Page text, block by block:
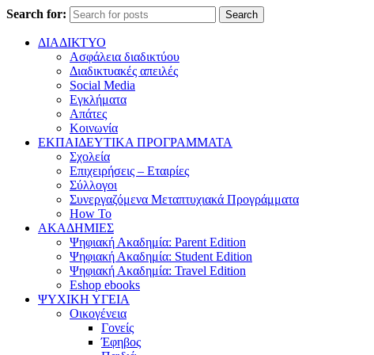
Search for: Search
ΔΙΑΔΙΚΤΥΟ
Ασφάλεια διαδικτύου
Διαδικτυακές απειλές
Social Media
Εγκλήματα
Απάτες
Κοινωνία
ΕΚΠΑΙΔΕΥΤΙΚΑ ΠΡΟΓΡΑΜΜΑΤΑ
Σχολεία
Επιχειρήσεις – Εταιρίες
Σύλλογοι
Συνεργαζόμενα Μεταπτυχιακά Προγράμματα
How To
ΑΚΑΔΗΜΙΕΣ
Ψηφιακή Ακαδημία: Parent Edition
Ψηφιακή Ακαδημία: Student Edition
Ψηφιακή Ακαδημία: Travel Edition
Eshop ebooks
ΨΥΧΙΚΗ ΥΓΕΙΑ
Οικογένεια
Γονείς
Έφηβος